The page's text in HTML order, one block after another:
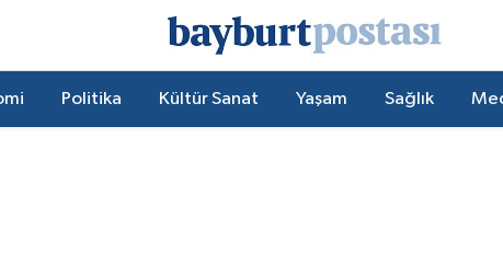
Politika Kültür Sanat Yaşam Sağlık